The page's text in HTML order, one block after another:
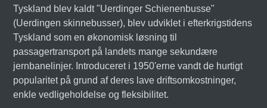
Tyskland blev kaldt "Uerdinger Schienenbusse"
(Uerdingen skinnebusser), blev udviklet i efterkrigstidens
Tyskland som en økonomisk løsning til
passagertransport på landets mange sekundære
jernbanelinjer. Introduceret i 1950'erne vandt de hurtigt
popularitet på grund af deres lave driftsomkostninger,
enkle vedligeholdelse og fleksibilitet.